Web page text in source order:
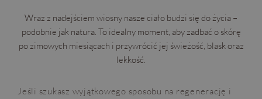
Wraz z nadejściem wiosny nasze ciało budzi się do życia –
podobnie jak natura. To idealny moment, aby zadbać o skórę
po zimowych miesiącach i przywrócić jej świeżość, blask oraz
lekkość.
Jeśli szukasz wyjątkowego sposobu na regenerację i